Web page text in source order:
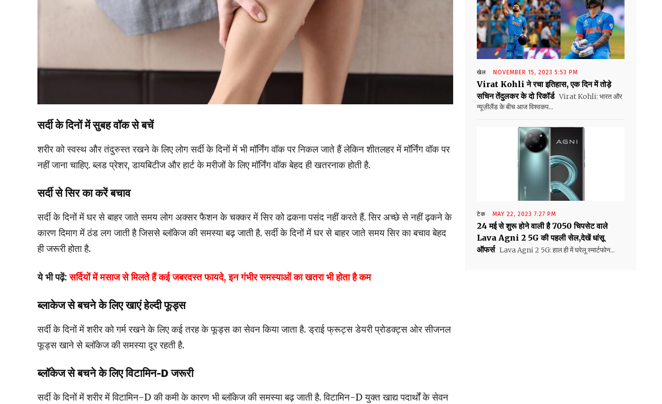
सर्दी के दिनों में सुबह वॉक से बचें
शरीर को स्वस्थ और तंदुरुस्त रखने के लिए लोग सर्दी के दिनों में भी मॉर्निंग वॉक पर निकल जाते हैं लेकिन शीतलहर में मॉर्निंग वॉक पर
नहीं जाना चाहिए. ब्लड प्रेशर, डायबिटीज और हार्ट के मरीजों के लिए मॉर्निंग वॉक बेहद ही खतरनाक होती है.
सर्दी से सिर का करें बचाव
सर्दी के दिनों में घर से बाहर जाते समय लोग अक्सर फैशन के चक्कर में सिर को ढकना पसंद नहीं करते हैं. सिर अच्छे से नहीं ढ़कने के
कारण दिमाग में ठंड लग जाती है जिससे ब्लॉकेज की समस्या बढ़ जाती है. सर्दी के दिनों में घर से बाहर जाते समय सिर का बचाव बेहद
ही जरूरी होता है.
ये भी पढ़ें:सर्दियों में मसाज से मिलते हैं कई जबरदस्त फायदे, इन गंभीर समस्याओं का खतरा भी होता है कम
ब्लाकेज से बचने के लिए खाएं हेल्दी फूड्स
सर्दी के दिनों में शरीर को गर्म रखने के लिए कई तरह के फूड्स का सेवन किया जाता है. ड्राई फ्रूट्स डेयरी प्रोडक्ट्स ओर सीजनल
फूड्स खाने से ब्लॉकेज की समस्या दूर रहती है.
ब्लॉकेज से बचने के लिए विटामिन-D जरूरी
सर्दी के दिनों में शरीर में विटामिन-D की कमी के कारण भी ब्लॉकेज की समस्या बढ़ जाती है. विटामिन-D युक्त खाद्य पदार्थों के सेवन
खेल NOVEMBER 15, 2023 5:53 PM
Virat Kohli ने रचा इतिहास, एक दिन में तोड़े
सचिन तेंदुलकर के दो रिकॉर्ड Virat Kohli: भारत और
न्यूज़ीलैंड के बीच आज विश्वकप...
टेक MAY 22, 2023 7:27 PM
24 मई से शुरू होने वाली है 7050 चिपसेट वाले
Lava Agni 2 5G की पहली सेल,देखें धांसू
ऑफर्स Lava Agni 2 5G: हाल ही में घरेलू स्मार्टफोन...